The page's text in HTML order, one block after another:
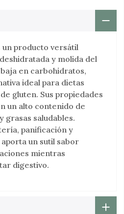
un producto versátil
y molida del
en carbohidratos,
ideal para dietas
gluten. Sus propiedades
un alto contenido de
grasas saludables.
panificación y
un sutil sabor
mientras
digestivo.